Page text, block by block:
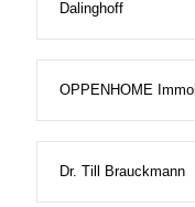
Dalinghoff
OPPENHOME
Dr. Till Brauckmann